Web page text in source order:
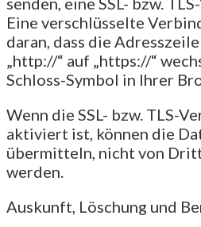
Eine verschlüsselte
daran, dass die
„http://“ auf „https://“
Schloss-Symbol in Ihrer
Wenn die SSL- bzw. TLS-
aktiviert ist, können die
übermitteln, nicht von
werden.
Auskunft, Löschung und